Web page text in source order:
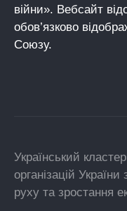
війни». Вебсайт
обов’язково
Союзу.
Український
організацій
руху та зростання